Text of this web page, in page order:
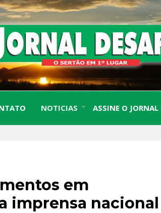
O Sertão em 1º Lugar
NOTICIAS ASSINE O JORNAL
em
imprensa nacional